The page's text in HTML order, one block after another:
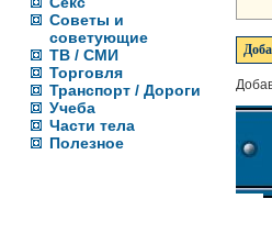
Советы и
советующие
ТВ / СМИ
Торговля
Транспорт / Дороги
Учеба
Части тела
Полезное